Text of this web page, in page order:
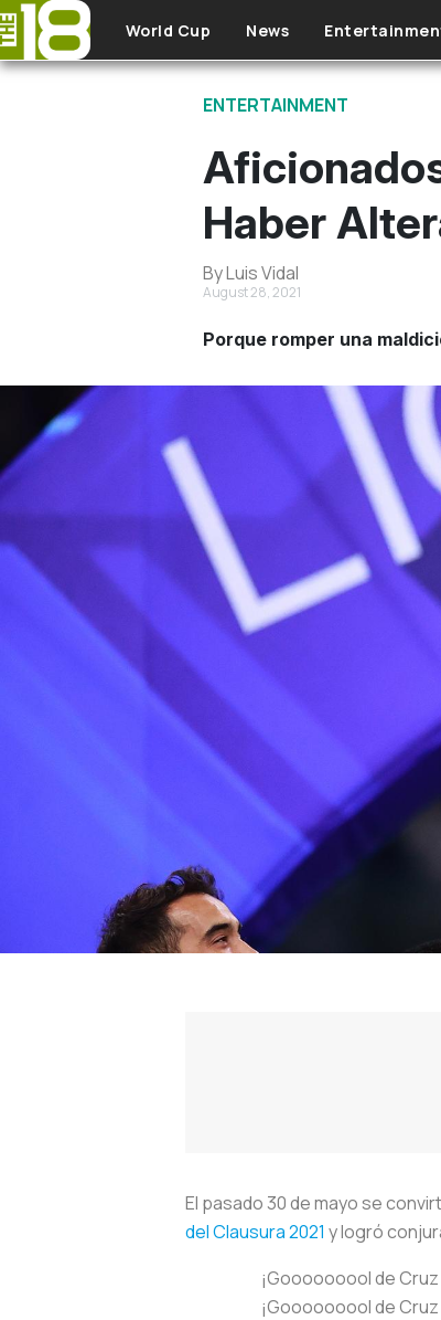
Skip to main content
World Cup News
ENTERTAINMENT
Haber
By Luis Vidal
August 28, 2021
Porque romper una
El pasado 30 de mayo se
del Clausura 2021 y logró
¡Gooooooool de Cruz
¡Gooooooool de Cruz